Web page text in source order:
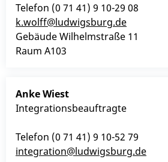
Telefon (0 71 41) 9 10-29 08
k.wolff@ludwigsburg.de
GebäudeWilhelmstraße 11
Raum A103
AnkeWiest
Integrationsbeauftragte
Telefon (0 71 41) 9 10-52 79
integration@ludwigsburg.de